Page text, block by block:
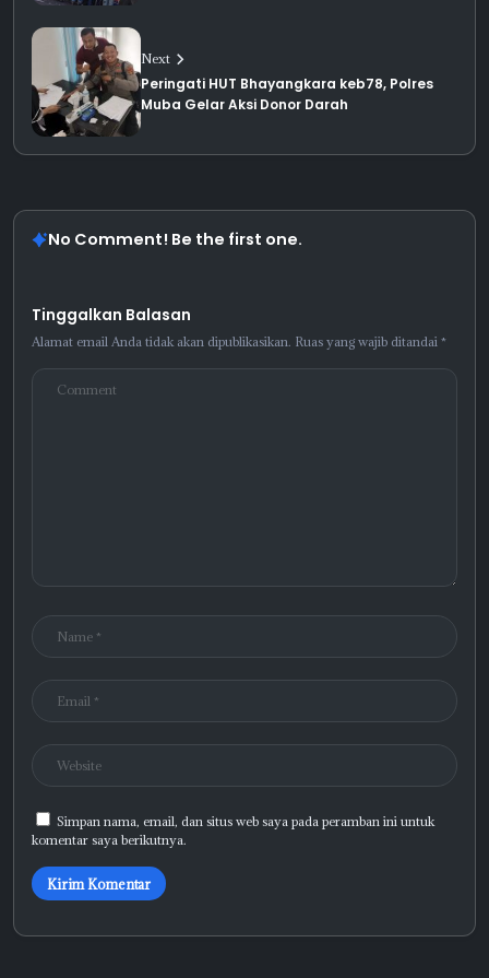
Next
Peringati HUT Bhayangkara keb78, Polres
Muba Gelar Aksi Donor Darah
No Comment! Be the first one.
Tinggalkan Balasan
Alamat email Anda tidak akan dipublikasikan. Ruas yang wajib ditandai *
Simpan nama, email, dan situs web saya pada peramban ini untuk
komentar saya berikutnya.